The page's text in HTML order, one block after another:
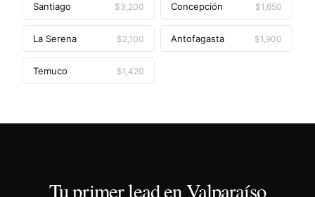
Santiago $3,200 Concepción $1,650
La Serena $2,100 Antofagasta $1,900
Temuco $1,420
Tu primer lead enValparaíso